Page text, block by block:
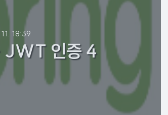
18:39
인증 4